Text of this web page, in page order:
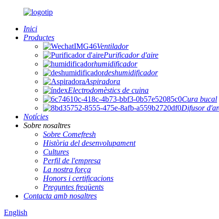
Inici
Productes
Ventilador
Purificador d'aire
humidificador
deshumidificador
Aspiradora
Electrodomèstics de cuina
Cura bucal
Difusor
Notícies
Sobre nosaltres
Sobre Comefresh
Història del desenvolupament
Cultures
Perfil de l'empresa
La nostra força
Honors i certificacions
Preguntes freqüents
Contacta amb nosaltres
English